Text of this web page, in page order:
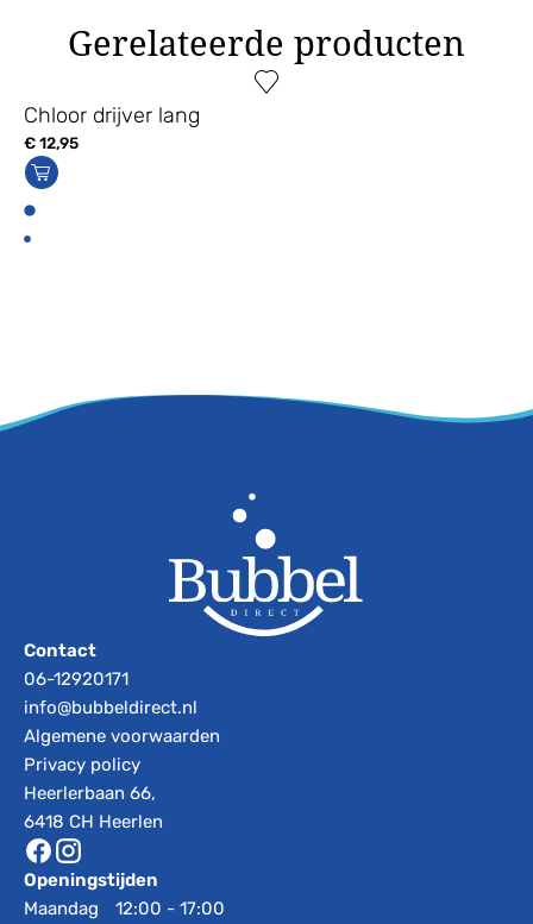
Gerelateerde producten
Chloor drijver lang
€12,95
Contact
06-12920171
info@bubbeldirect.nl
Algemene voorwaarden
Privacy policy
Heerlerbaan 66,
6418 CH Heerlen
Openingstijden
Maandag
12:00 - 17:00